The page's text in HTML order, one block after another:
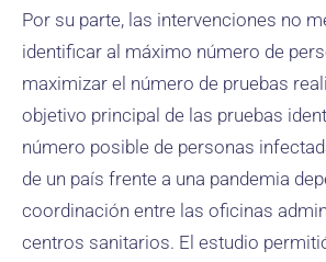
Por su parte, las intervenciones no
identificar al máximo número de
maximizar el número de pruebas
objetivo principal de las pruebas
número posible de personas
de un país frente a una pandemia
coordinación entre las oficinas
centros sanitarios. El estudio